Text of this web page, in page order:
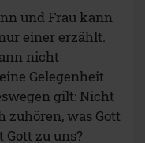
und Frau kann
einer erzählt.
nicht
Gelegenheit
gilt: Nicht
zuhören, was Gott
zu uns?